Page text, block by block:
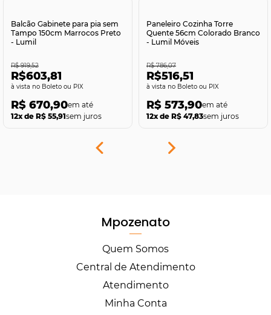
Balcão Gabinete para pia sem
Tampo 150cm Marrocos Preto
- Lumil
R$603,81
no Boleto ou PIX
R$ 919,52
R$ 670,90
12x de R$ 55,91sem juros
Paneleiro Cozinha Torre
Quente 56cm Colorado Branco
- Lumil Móveis
R$516,51
no Boleto ou PIX
R$ 786,07
R$ 573,90
12x de R$ 47,83sem juros
Mpozenato
Quem Somos
Central de Atendimento
Atendimento
Minha Conta